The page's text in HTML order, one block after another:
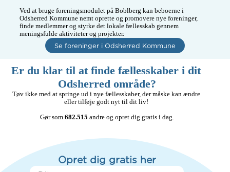
Ved at bruge foreningsmodulet på Boblberg kan beboerne i
Odsherred Kommune nemt oprette og promovere nye foreninger,
finde medlemmer og styrke det lokale fællesskab gennem
meningsfulde aktiviteter og projekter.
Se foreninger i Odsherred Kommune
Er du klar til at finde fællesskaber i dit
Odsherred område?
Tøv ikke med at springe ud i nye fællesskaber, der måske kan ændre
eller tilføje godt nyt til dit liv!
Gør som 682.515 andre og opret dig gratis i dag.
Opret dig gratis her